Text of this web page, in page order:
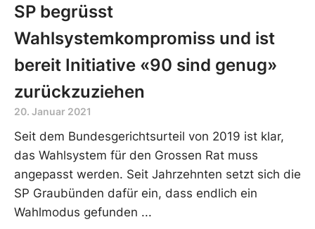
SP begrüsst
Wahlsystemkompromiss und ist
bereit Initiative «90 sind genug»
zurückzuziehen
20. Januar 2021
Seit dem Bundesgerichtsurteil von 2019 ist klar,
das Wahlsystem für den Grossen Rat muss
angepasst werden. Seit Jahrzehnten setzt sich die
SP Graubünden dafür ein, dass endlich ein
Wahlmodus gefunden